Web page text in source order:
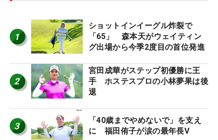
1
ショットインイーグル炸裂で
「65」 森本天がウェイティン
グ出場から今季2度目の首位発進
2
宮田成華がステップ初優勝に王
手 ホステスプロの小林夢果は後
退
3
「40歳までやめないで」を支え
に 福田侑子が涙の最年長V